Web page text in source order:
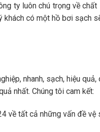
ty luôn chú trọng về
có một hồ bơi sạch
nhanh, sạch, hiệu
nhất. Chúng tôi cam kết:
về tất cả những vấn đề vệ